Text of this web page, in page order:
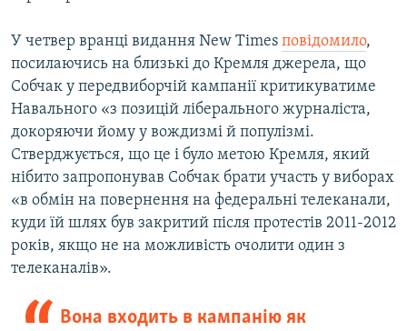
У четвер вранці видання New Times повідомило,
посилаючись на близькі до Кремля джерела, що
Собчак у передвиборчій кампанії критикуватиме
Навального «з позицій ліберального журналіста,
докоряючи йому у вождизмі й популізмі.
Стверджується, що це і було метою Кремля, який
нібито запропонував Собчак брати участь у виборах
«в обмін на повернення на федеральні телеканали,
куди їй шлях був закритий після протестів 2011-2012
років, якщо не на можливість очолити один з
телеканалів».
Вона входить в кампанію як